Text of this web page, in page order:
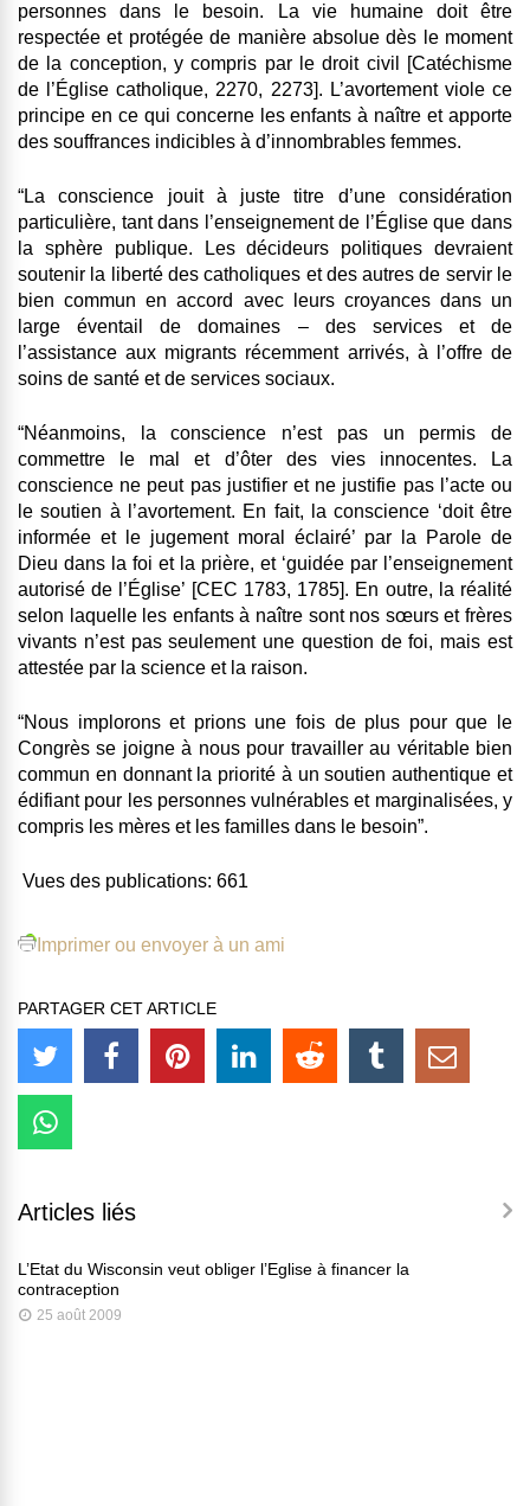
personnes dans le besoin. La vie humaine doit être
respectée et protégée de manière absolue dès le moment
de la conception, y compris par le droit civil [Catéchisme
de l’Église catholique, 2270, 2273]. L’avortement viole ce
principe en ce qui concerne les enfants à naître et apporte
des souffrances indicibles à d’innombrables femmes.
“La conscience jouit à juste titre d’une considération
particulière, tant dans l’enseignement de l’Église que dans
la sphère publique. Les décideurs politiques devraient
soutenir la liberté des catholiques et des autres de servir le
bien commun en accord avec leurs croyances dans un
large éventail de domaines – des services et de
l’assistance aux migrants récemment arrivés, à l’offre de
soins de santé et de services sociaux.
“Néanmoins, la conscience n’est pas un permis de
commettre le mal et d’ôter des vies innocentes. La
conscience ne peut pas justifier et ne justifie pas l’acte ou
le soutien à l’avortement. En fait, la conscience ‘doit être
informée et le jugement moral éclairé’ par la Parole de
Dieu dans la foi et la prière, et ‘guidée par l’enseignement
autorisé de l’Église’ [CEC 1783, 1785]. En outre, la réalité
selon laquelle les enfants à naître sont nos sœurs et frères
vivants n’est pas seulement une question de foi, mais est
attestée par la science et la raison.
“Nous implorons et prions une fois de plus pour que le
Congrès se joigne à nous pour travailler au véritable bien
commun en donnant la priorité à un soutien authentique et
édifiant pour les personnes vulnérables et marginalisées, y
compris les mères et les familles dans le besoin”.
Vues des publications: 661
Imprimer ou envoyer à un ami
PARTAGER CET ARTICLE
Articles liés
L’Etat du Wisconsin veut obliger l’Eglise à financer la
contraception
25 août 2009